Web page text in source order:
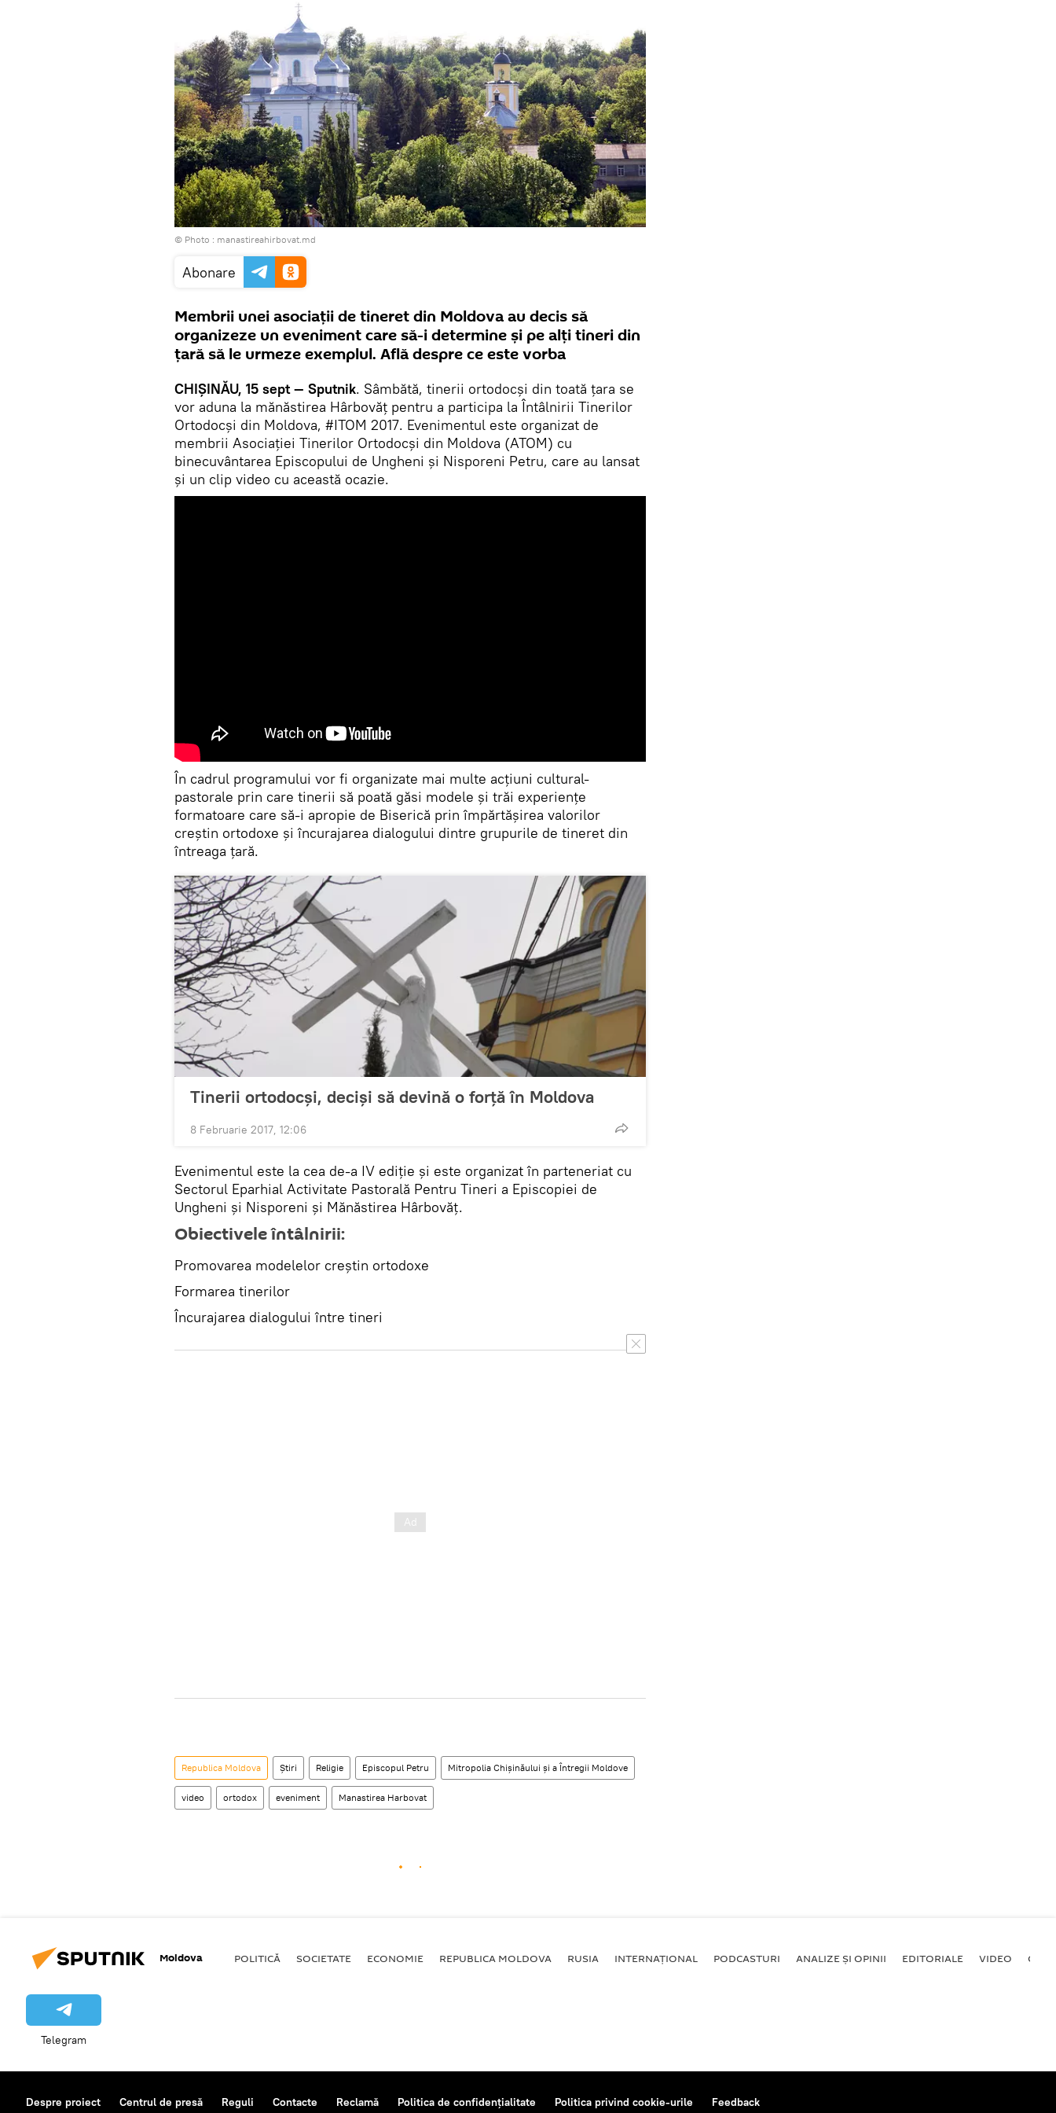
© Photo : manastireahirbovat.md
Abonare
Membrii unei asociații de tineret din Moldova au decis să
organizeze un eveniment care să-i determine și pe alți tineri din
țară să le urmeze exemplul. Află despre ce este vorba
CHIȘINĂU, 15 sept — Sputnik. Sâmbătă, tinerii ortodocși din toată țara se
vor aduna la mănăstirea Hârbovăț pentru a participa la Întâlnirii Tinerilor
Ortodocși din Moldova, #ITOM 2017. Evenimentul este organizat de
membrii Asociației Tinerilor Ortodocși din Moldova (ATOM) cu
binecuvântarea Episcopului de Ungheni și Nisporeni Petru, care au lansat
și un clip video cu această ocazie.
În cadrul programului vor fi organizate mai multe acțiuni cultural-
pastorale prin care tinerii să poată găsi modele și trăi experiențe
formatoare care să-i apropie de Biserică prin împărtășirea valorilor
creștin ortodoxe și încurajarea dialogului dintre grupurile de tineret din
întreaga țară.
Tinerii ortodocși, deciși să devină o forță în Moldova
8 Februarie 2017, 12:06
Evenimentul este la cea de-a IV ediție și este organizat în parteneriat cu
Sectorul Eparhial Activitate Pastorală Pentru Tineri a Episcopiei de
Ungheni și Nisporeni și Mănăstirea Hârbovăț.
Obiectivele întâlnirii:
Promovarea modelelor creștin ortodoxe
Formarea tinerilor
Încurajarea dialogului între tineri
Republica Moldova Știri Religie Episcopul Petru Mitropolia Chişinăului şi a Întregii Moldove
video ortodox eveniment Manastirea Harbovat
Moldova POLITICĂ SOCIETATE ECONOMIE REPUBLICA MOLDOVA RUSIA INTERNAȚIONAL PODCASTURI ANALIZE ȘI OPINII EDITORIALE VIDEO
Telegram
Despre proiect Centrul de presă Reguli Contacte Reclamă Politica de confidențialitate Politica privind cookie-urile Feedback